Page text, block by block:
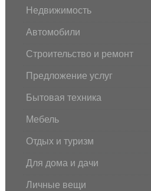
Недвижимость
Автомобили
Строительство и ремонт
Предложение услуг
Бытовая техника
Мебель
Отдых и туризм
Для дома и дачи
Личные вещи